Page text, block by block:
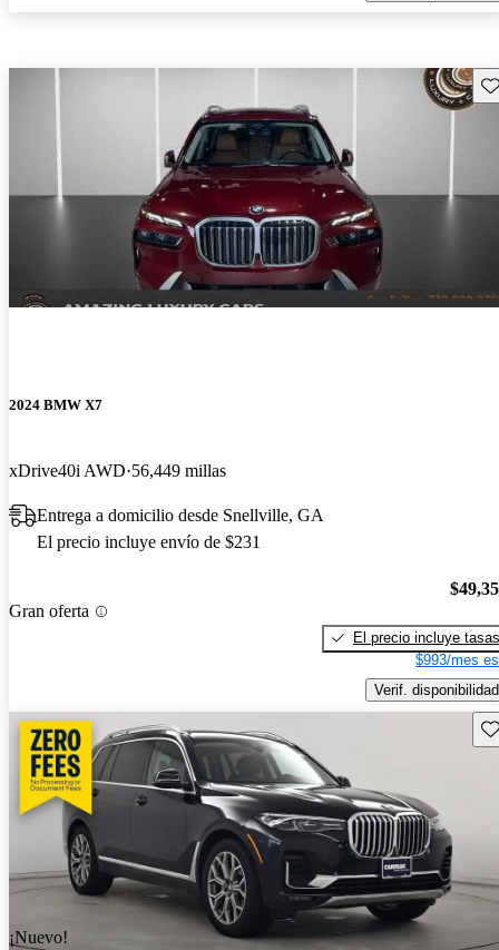
2024 BMW X7
xDrive40i AWD 56,449 millas
Entrega a domicilio desde Snellville, GA
El precio incluye envío de $231
Gran oferta
El precio incluye tasas
$993/mes
Verif. disponibilidad
¡Nuevo!